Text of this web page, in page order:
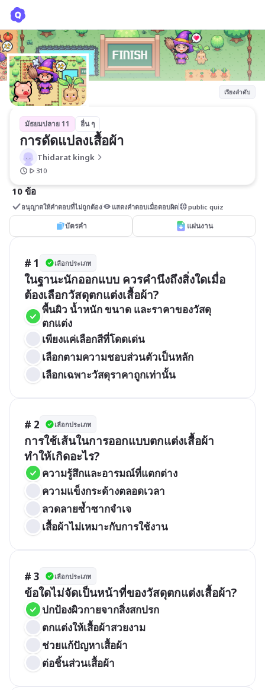
เรียงลำดับ
มัธยมปลาย 11 อื่น ๆ
การดัดแปลงเสื้อผ้า
Thidarat kingk
310
10 ข้อ
อนุญาตให้คำตอบที่ไม่ถูกต้อง แสดงคำตอบเมื่อตอบผิด public quiz
บัตรคำ แผ่นงาน
# 1 เลือกประเภท
ในฐานะนักออกแบบ ควรคำนึงถึงสิ่งใดเมื่อ
ต้องเลือกวัสดุตกแต่งเสื้อผ้า?
พื้นผิว น้ำหนัก ขนาด และราคาของวัสดุ
ตกแต่ง
เพียงแค่เลือกสีที่โดดเด่น
เลือกตามความชอบส่วนตัวเป็นหลัก
เลือกเฉพาะวัสดุราคาถูกเท่านั้น
# 2 เลือกประเภท
การใช้เส้นในการออกแบบตกแต่งเสื้อผ้า
ทำให้เกิดอะไร?
ความรู้สึกและอารมณ์ที่แตกต่าง
ความแข็งกระด้างตลอดเวลา
ลวดลายซ้ำซากจำเจ
เสื้อผ้าไม่เหมาะกับการใช้งาน
# 3 เลือกประเภท
ข้อใดไม่จัดเป็นหน้าที่ของวัสดุตกแต่งเสื้อผ้า?
ปกป้องผิวกายจากสิ่งสกปรก
ตกแต่งให้เสื้อผ้าสวยงาม
ช่วยแก้ปัญหาเสื้อผ้า
ต่อชิ้นส่วนเสื้อผ้า